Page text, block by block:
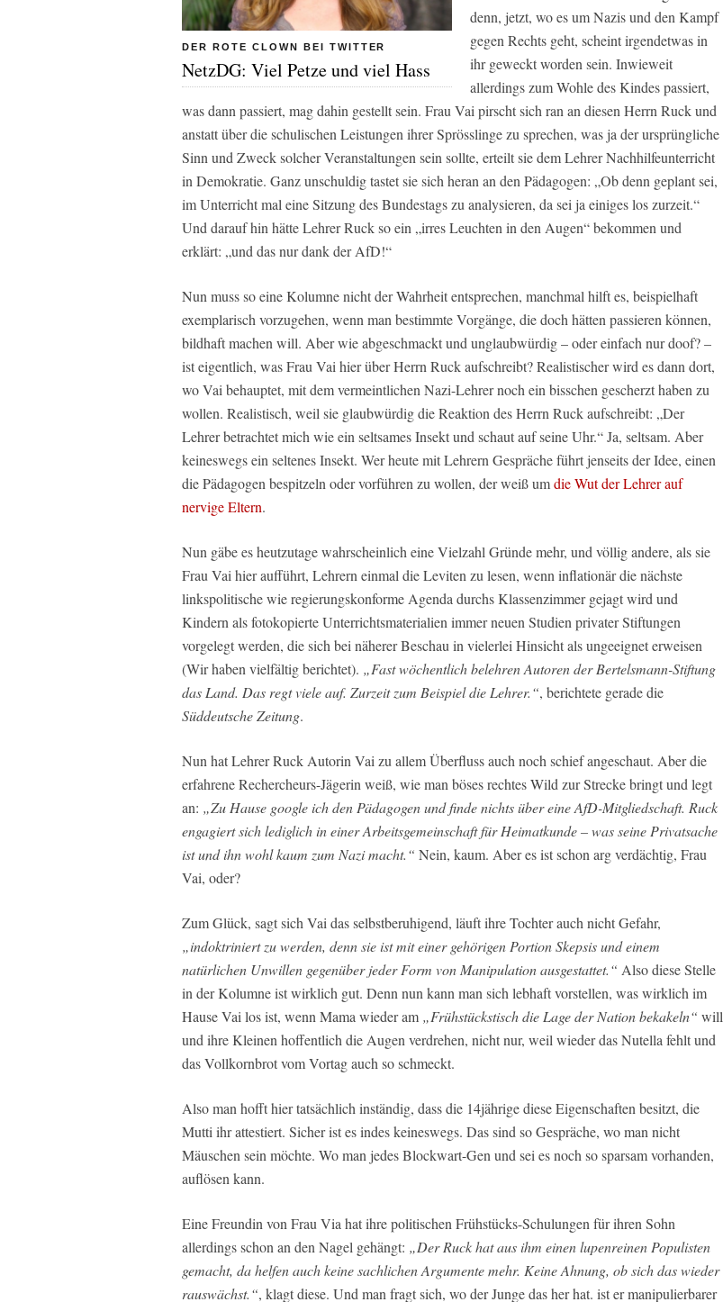
DER ROTE CLOWN BEI TWITTER
NetzDG: Viel Petze und viel Hass
denn, jetzt, wo es um Nazis und den Kampf
gegen Rechts geht, scheint irgendetwas in
ihr geweckt worden sein. Inwieweit
allerdings zum Wohle des Kindes passiert,
was dann passiert, mag dahin gestellt sein. Frau Vai pirscht sich ran an diesen Herrn Ruck und
anstatt über die schulischen Leistungen ihrer Sprösslinge zu sprechen, was ja der ursprüngliche
Sinn und Zweck solcher Veranstaltungen sein sollte, erteilt sie dem Lehrer Nachhilfeunterricht
in Demokratie. Ganz unschuldig tastet sie sich heran an den Pädagogen: „Ob denn geplant sei,
im Unterricht mal eine Sitzung des Bundestags zu analysieren, da sei ja einiges los zurzeit.“
Und darauf hin hätte Lehrer Ruck so ein „irres Leuchten in den Augen“bekommen und
erklärt: „und das nur dank der AfD!“
Nun muss so eine Kolumne nicht der Wahrheit entsprechen, manchmal hilft es, beispielhaft
exemplarisch vorzugehen, wenn man bestimmte Vorgänge, die doch hätten passieren können,
bildhaft machen will. Aber wie abgeschmackt und unglaubwürdig – oder einfach nur doof? –
ist eigentlich, was Frau Vai hier über Herrn Ruck aufschreibt? Realistischer wird es dann dort,
wo Vai behauptet, mit dem vermeintlichen Nazi-Lehrer noch ein bisschen gescherzt haben zu
wollen. Realistisch, weil sie glaubwürdig die Reaktion des Herrn Ruck aufschreibt: „Der
Lehrer betrachtet mich wie ein seltsames Insekt und schaut auf seine Uhr.“ Ja, seltsam. Aber
keineswegs ein seltenes Insekt. Wer heute mit Lehrern Gespräche führt jenseits der Idee, einen
die Pädagogen bespitzeln oder vorführen zu wollen, der weiß umdie Wut der Lehrer auf
nervige Eltern.
Nun gäbe es heutzutage wahrscheinlich eine Vielzahl Gründe mehr, und völlig andere, als sie
Frau Vai hier aufführt, Lehrern einmal die Leviten zu lesen, wenn inflationär die nächste
linkspolitische wie regierungskonforme Agenda durchs Klassenzimmer gejagt wird und
Kindern als fotokopierte Unterrichtsmaterialien immer neuen Studien privater Stiftungen
vorgelegt werden, die sich bei näherer Beschau in vielerlei Hinsicht als ungeeignet erweisen
(Wir haben vielfältig berichtet). „Fast wöchentlich belehren Autoren der Bertelsmann-Stiftung
das Land. Das regt viele auf. Zurzeit zum Beispiel die Lehrer.“, berichtete gerade die
Süddeutsche Zeitung.
Nun hat Lehrer Ruck Autorin Vai zu allem Überfluss auch noch schief angeschaut. Aber die
erfahrene Rechercheurs-Jägerin weiß, wie man böses rechtes Wild zur Strecke bringt und legt
an: „Zu Hause google ich den Pädagogen und finde nichts über eine AfD-Mitgliedschaft. Ruck
engagiert sich lediglich in einer Arbeitsgemeinschaft für Heimatkunde – was seine Privatsache
ist und ihn wohl kaum zum Nazi macht.“ Nein, kaum. Aber es ist schon arg verdächtig, Frau
Vai, oder?
Zum Glück, sagt sich Vai das selbstberuhigend, läuft ihre Tochter auch nicht Gefahr,
„indoktriniert zu werden, denn sie ist mit einer gehörigen Portion Skepsis und einem
natürlichen Unwillen gegenüber jeder Form von Manipulation ausgestattet.“ Also diese Stelle
in der Kolumne ist wirklich gut. Denn nun kann man sich lebhaft vorstellen, was wirklich im
Hause Vai los ist, wenn Mama wieder am „Frühstückstisch die Lage der Nation bekakeln“ will
und ihre Kleinen hoffentlich die Augen verdrehen, nicht nur, weil wieder das Nutella fehlt und
das Vollkornbrot vom Vortag auch so schmeckt.
Also man hofft hier tatsächlich inständig, dass die 14jährige diese Eigenschaften besitzt, die
Mutti ihr attestiert. Sicher ist es indes keineswegs. Das sind so Gespräche, wo man nicht
Mäuschen sein möchte. Wo man jedes Blockwart-Gen und sei es noch so sparsam vorhanden,
auflösen kann.
Eine Freundin von Frau Via hat ihre politischen Frühstücks-Schulungen für ihren Sohn
allerdings schon an den Nagel gehängt: „Der Ruck hat aus ihm einen lupenreinen Populisten
gemacht, da helfen auch keine sachlichen Argumente mehr. Keine Ahnung, ob sich das wieder
rauswächst.“, klagt diese. Und man fragt sich, wo der Junge das her hat. ist er manipulierbarer